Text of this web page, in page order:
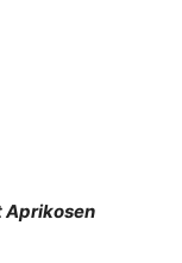
Aprikosen